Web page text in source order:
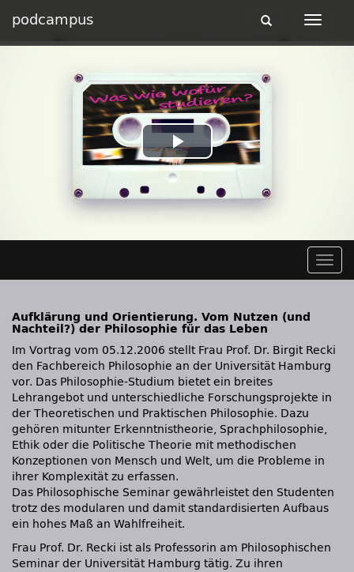
podcampus
Toggle
Toggle
Play
Video
Aufklärung und Orientierung. Vom Nutzen (und
Nachteil?) der Philosophie für das Leben
Im Vortrag vom 05.12.2006 stellt Frau Prof. Dr. Birgit Recki
den Fachbereich Philosophie an der Universität Hamburg
vor. Das Philosophie-Studium bietet ein breites
Lehrangebot und unterschiedliche Forschungsprojekte in
der Theoretischen und Praktischen Philosophie. Dazu
gehören mitunter Erkenntnistheorie, Sprachphilosophie,
Ethik oder die Politische Theorie mit methodischen
Konzeptionen von Mensch und Welt, um die Probleme in
ihrer Komplexität zu erfassen.
Das Philosophische Seminar gewährleistet den Studenten
trotz des modularen und damit standardisierten Aufbaus
ein hohes Maß an Wahlfreiheit.
Frau Prof. Dr. Recki ist als Professorin am Philosophischen
Seminar der Universität Hamburg tätig. Zu ihren